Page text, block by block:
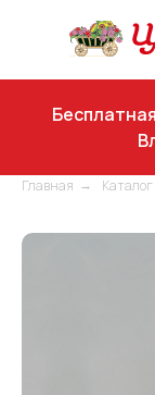
Главная → Каталог